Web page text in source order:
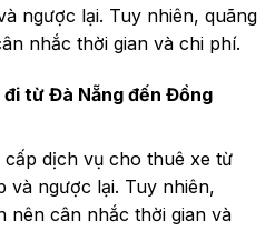
ngược lại. Tuy nhiên, quãng
nhắc thời gian và chi phí.
từ Đà Nẵng đến Đồng
dịch vụ cho thuê xe từ
ngược lại. Tuy nhiên,
nên cân nhắc thời gian và